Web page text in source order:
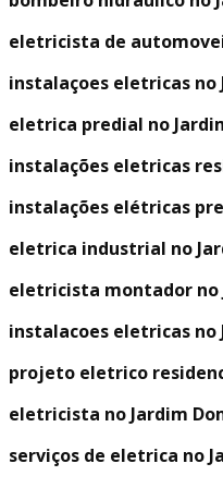
eletricista de
instalaçoes eletricas
eletrica predial no
instalações eletricas
instalações elétricas
eletrica industrial no
eletricista montador no
instalacoes eletricas
projeto eletrico
eletricista no Jardim
serviços de eletrica no